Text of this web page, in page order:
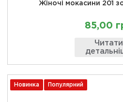
Жіночі мокасини 201
85,00
Читати
Новинка Популярний